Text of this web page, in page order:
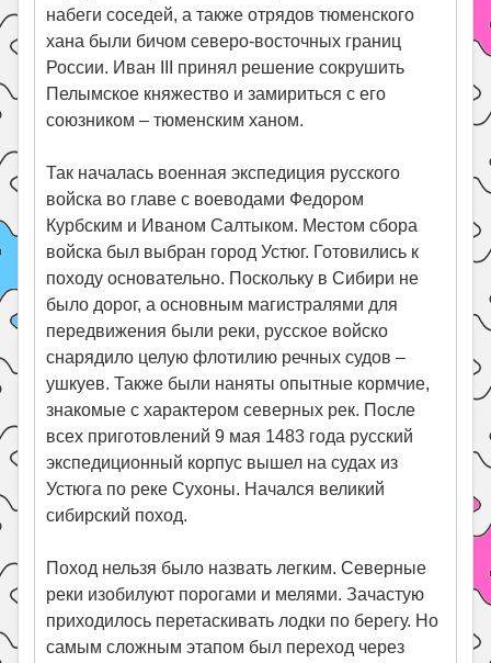
набеги соседей, а также отрядов тюменского
хана были бичом северо-восточных границ
России. Иван III принял решение сокрушить
Пелымское княжество и замириться с его
союзником – тюменским ханом.
Так началась военная экспедиция русского
войска во главе с воеводами Федором
Курбским и Иваном Салтыком. Местом сбора
войска был выбран город Устюг. Готовились к
походу основательно. Поскольку в Сибири не
было дорог, а основным магистралями для
передвижения были реки, русское войско
снарядило целую флотилию речных судов –
ушкуев. Также были наняты опытные кормчие,
знакомые с характером северных рек. После
всех приготовлений 9 мая 1483 года русский
экспедиционный корпус вышел на судах из
Устюга по реке Сухоны. Начался великий
сибирский поход.
Поход нельзя было назвать легким. Северные
реки изобилуют порогами и мелями. Зачастую
приходилось перетаскивать лодки по берегу. Но
самым сложным этапом был переход через